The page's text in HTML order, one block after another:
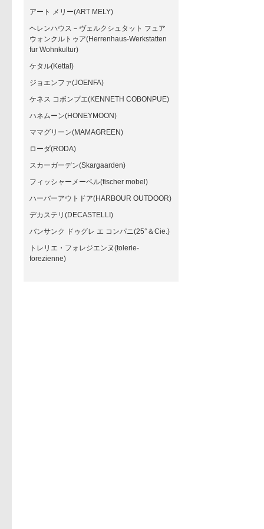
アート メリー(ART MELY)
ヘレンハウス－ヴェルクシュタット フュア
ウォンクルトゥア(Herrenhaus-Werkstatten
fur Wohnkultur)
ケタル(Kettal)
ジョエンファ(JOENFA)
ケネス コボンプエ(KENNETH COBONPUE)
ハネムーン(HONEYMOON)
ママグリーン(MAMAGREEN)
ローダ(RODA)
スカーガーデン(Skargaarden)
フィッシャーメーベル(fischer mobel)
ハーバーアウトドア(HARBOUR OUTDOOR)
デカステリ(DECASTELLI)
バンサンク ドゥグレ エ コンパニ(25°＆Cie.)
トレリエ・フォレジエンヌ(tolerie-
forezienne)